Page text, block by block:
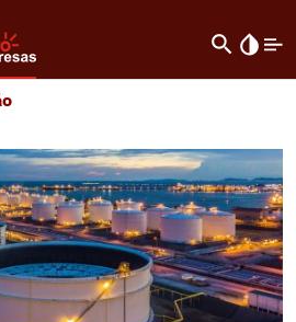
search invert_colors